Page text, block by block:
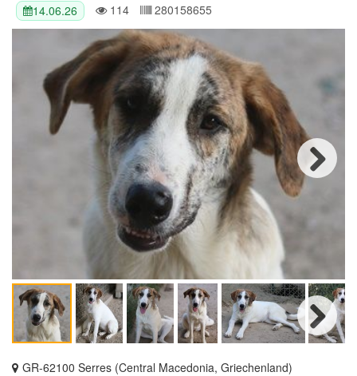
14.06.26 114 280158655
Next
GR-62100 Serres (Central Macedonia, Griechenland)